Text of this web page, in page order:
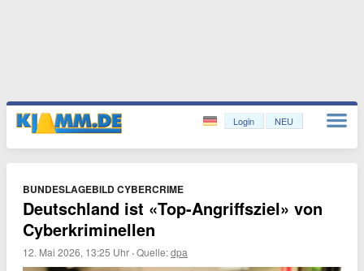
Login NEU
BUNDESLAGEBILD CYBERCRIME
Deutschland ist «Top-Angriffsziel» von
Cyberkriminellen
12. Mai 2026, 13:25 Uhr ·Quelle:dpa